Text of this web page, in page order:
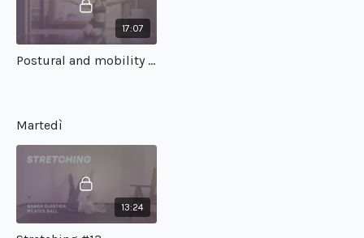
17:07
Postural and mobility #1
Martedì
13:24